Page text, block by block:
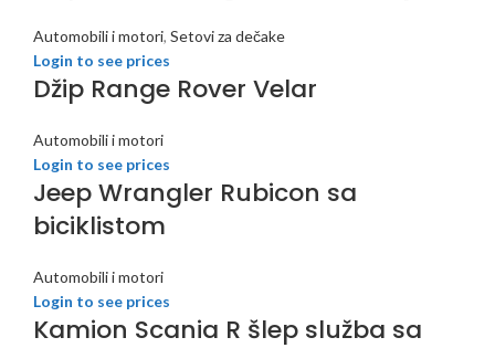
Automobili i motori, Setovi za dečake
Login to see prices
Džip Range Rover Velar
Automobili i motori
Login to see prices
Jeep Wrangler Rubicon sa
biciklistom
Automobili i motori
Login to see prices
Kamion Scania R šlep služba sa